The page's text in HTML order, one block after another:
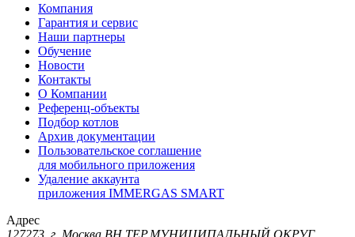
Компания
Гарантия и сервис
Наши партнеры
Обучение
Новости
Контакты
О Компании
Референц-объекты
Подбор котлов
Архив документации
Пользовательское соглашение
для мобильного приложения
Удаление аккаунта
приложения IMMERGAS SMART
Адрес
127273, г. Москва ВН.ТЕР.МУНИЦИПАЛЬНЫЙ ОКРУГ